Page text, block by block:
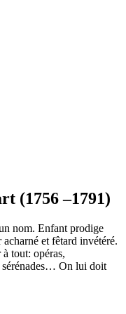
(1756 –1791)
nom. Enfant prodige
et fêtard invétéré.
tout: opéras,
sérénades… On lui doit